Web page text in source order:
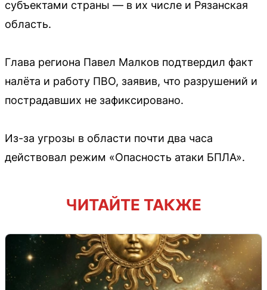
субъектами страны — в их числе и Рязанская
область.
Глава региона Павел Малков подтвердил факт
налёта и работу ПВО, заявив, что разрушений и
пострадавших не зафиксировано.
Из-за угрозы в области почти два часа
действовал режим «Опасность атаки БПЛА».
ЧИТАЙТЕ ТАКЖЕ